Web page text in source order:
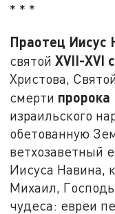
* * *
Праотец Иисус
святойXVII-XVI
Христова,
смерти
израильского
обетованную
ветхозаветный
Иисуса Навина,
Михаил,
чудеса: евреи